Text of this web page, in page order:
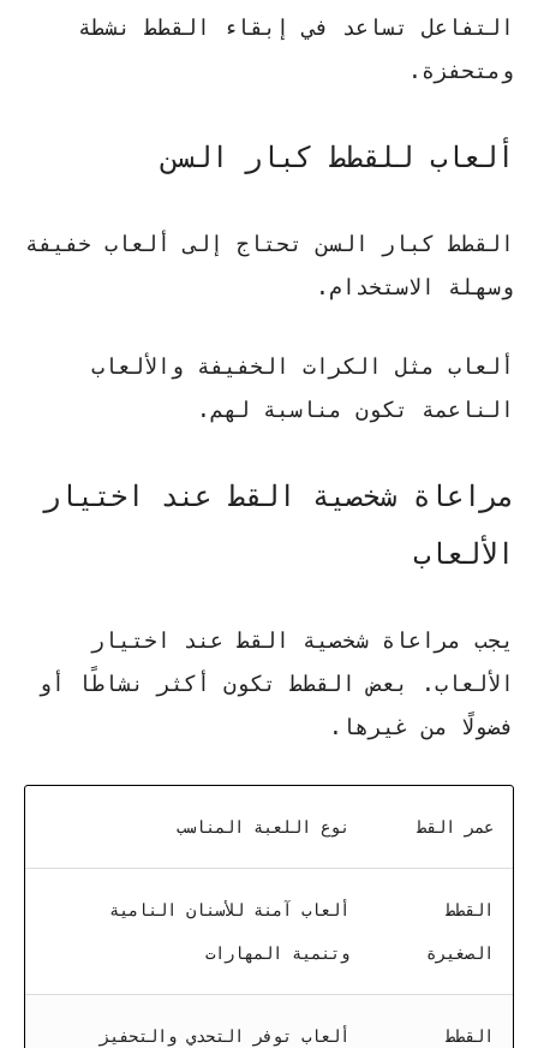
التفاعل تساعد في إبقاء القطط نشطة
ومتحفزة.
ألعاب للقطط كبار السن
القطط كبار السن تحتاج إلى ألعاب خفيفة
وسهلة الاستخدام.
ألعاب مثل الكرات الخفيفة والألعاب
الناعمة تكون مناسبة لهم.
مراعاة شخصية القط عند اختيار
الألعاب
يجب مراعاة شخصية القط عند اختيار
الألعاب. بعض القطط تكون أكثر نشاطًا أو
فضولًا من غيرها.
عمر القط نوع اللعبة المناسب
القطط
الصغيرة
ألعاب آمنة للأسنان النامية
وتنمية المهارات
القطط ألعاب توفر التحدي والتحفيز